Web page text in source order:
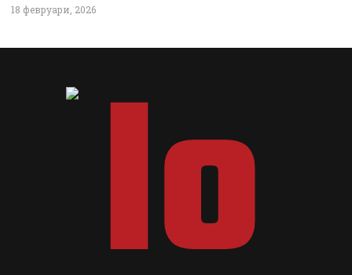
18 февруари, 2026